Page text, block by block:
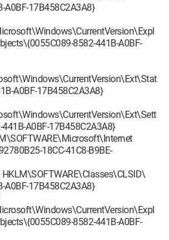
A0BF-17B458C2A3A8}
8582-441B-A0BF-
A0BF-17B458C2A3A8}
A0BF-17B458C2A3A8}
18CC-41C8-B9BE-
HKLM\SOFTWARE\Classes\CLSID\
A0BF-17B458C2A3A8}
8582-441B-A0BF-